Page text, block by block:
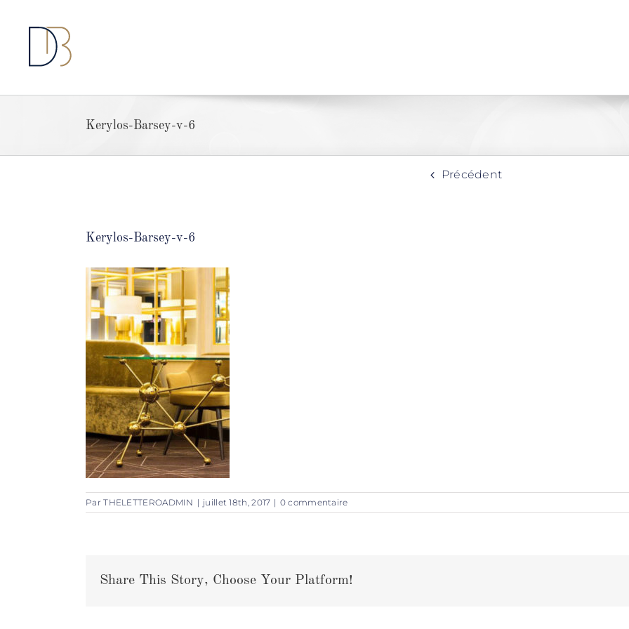
Kerylos-Barsey-v-6
Précédent
Kerylos-Barsey-v-6
ParTHELETTEROADMIN | juillet 18th, 2017 | 0 commentaire
Share This Story, Choose Your Platform!